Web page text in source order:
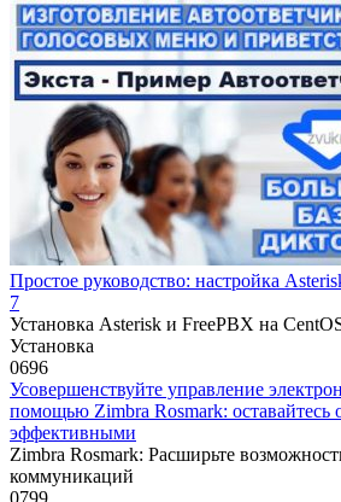
Простое руководство: настройка
7
Установка Asterisk и FreePBX на
Установка
0696
Усовершенствуйте управление
помощью Zimbra Rosmark: оставайтесь
эффективными
Zimbra Rosmark: Расширьте
коммуникаций
0799